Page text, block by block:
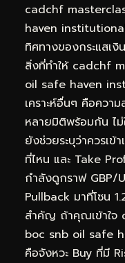
cadchf
haven
ทิศทางของกระแสเงิ
สิ่งที่ทำให้ cadchf
oil safe haven
เคราะห์อื่นๆ คือควา
หลายมิติพร้อมกัน ไม่
ยังช่วยระบุว่าควรเข้
ที่ไหน และ Take
กำลังดูกราฟ GBP/
Pullback มาที่โซน
สำคัญ ถ้าคุณเข้าใจ
boc snb oil safe
คือจังหวะ Buy ที่มี